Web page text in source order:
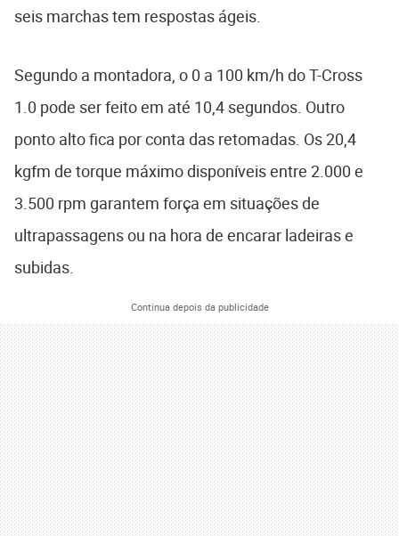
seis marchas tem respostas ágeis.
Segundo a montadora, o 0 a 100 km/h do T-Cross
1.0 pode ser feito em até 10,4 segundos. Outro
ponto alto fica por conta das retomadas. Os 20,4
kgfm de torque máximo disponíveis entre 2.000 e
3.500 rpm garantem força em situações de
ultrapassagens ou na hora de encarar ladeiras e
subidas.
Continua depois da publicidade